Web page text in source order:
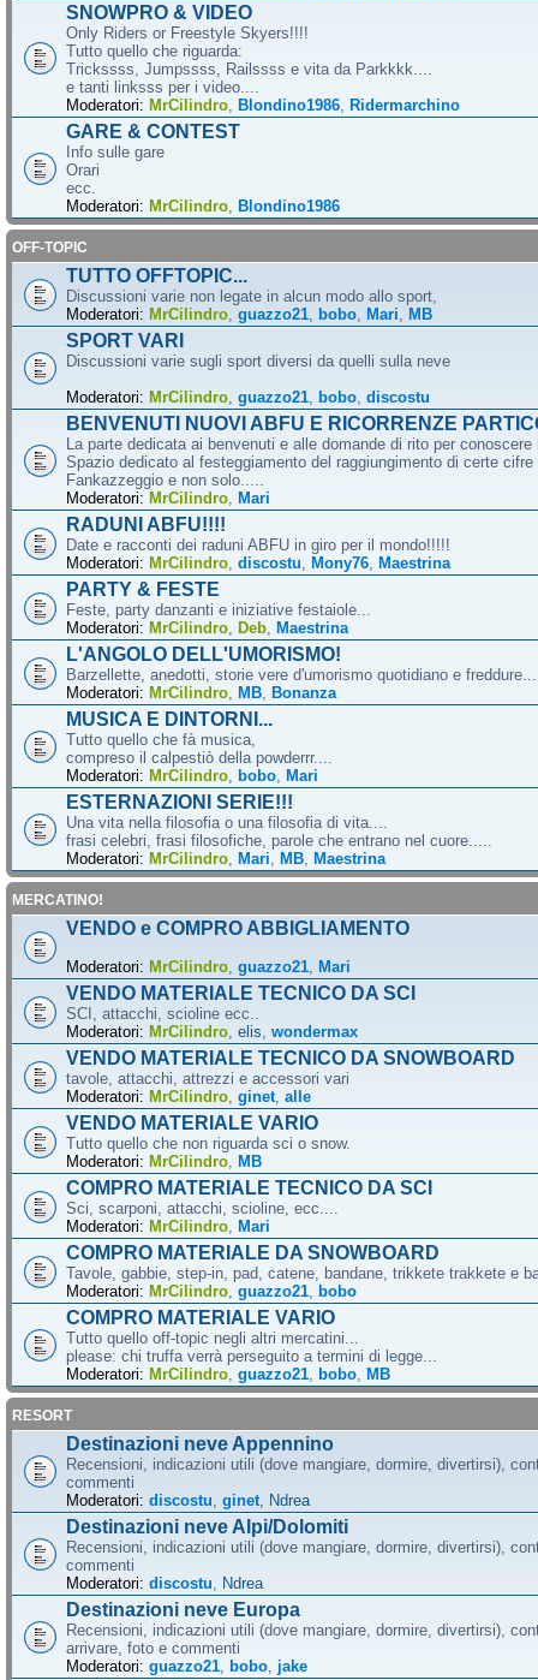
SNOWPRO & VIDEO
Only Riders or Freestyle Skyers!!!!
Tutto quello che riguarda:
Trickssss, Jumpssss, Railssss e vita da Parkkkk....
e tanti linksss per i video....
Moderatori: MrCilindro Blondino1986 Ridermarchino
GARE & CONTEST
Info sulle gare
Orari
ecc.
Moderatori: MrCilindro Blondino1986
OFF-TOPIC
TUTTO OFFTOPIC...
Discussioni varie non legate in alcun modo allo sport,
Moderatori: MrCilindro guazzo21 bobo Mari MB
SPORT VARI
Discussioni varie sugli sport diversi da quelli sulla neve
Moderatori: MrCilindro guazzo21 bobo discostu
BENVENUTI NUOVI ABFU E RICORRENZE
La parte dedicata ai benvenuti e alle domande di rito per
Spazio dedicato al festeggiamento del raggiungimento di certe cifre
Fankazzeggio e non solo.....
Moderatori: MrCilindro Mari
RADUNI ABFU!!!!
Date e racconti dei raduni ABFU in giro per il mondo!!!!!
Moderatori: MrCilindro discostu Mony76 Maestrina
PARTY & FESTE
Feste, party danzanti e iniziative festaiole...
Moderatori: MrCilindro Deb Maestrina
L'ANGOLO DELL'UMORISMO!
Barzellette, anedotti, storie vere d'umorismo quotidiano e
Moderatori: MrCilindro MB Bonanza
MUSICA E DINTORNI...
Tutto quello che fà musica,
compreso il calpestiò della powderrr....
Moderatori: MrCilindro bobo Mari
ESTERNAZIONI SERIE!!!
Una vita nella filosofia o una filosofia di vita....
frasi celebri, frasi filosofiche, parole che entrano nel cuore.....
Moderatori: MrCilindro Mari MB Maestrina
MERCATINO!
VENDO e COMPRO ABBIGLIAMENTO
Moderatori: MrCilindro guazzo21 Mari
VENDO MATERIALE TECNICO DA SCI
SCI, attacchi, scioline ecc..
Moderatori: MrCilindro elis wondermax
VENDO MATERIALE TECNICO DA SNOWBOARD
tavole, attacchi, attrezzi e accessori vari
Moderatori: MrCilindro ginet alle
VENDO MATERIALE VARIO
Tutto quello che non riguarda sci o snow.
Moderatori: MrCilindro MB
COMPRO MATERIALE TECNICO DA SCI
Sci, scarponi, attacchi, scioline, ecc....
Moderatori: MrCilindro Mari
COMPRO MATERIALE DA SNOWBOARD
Tavole, gabbie, step-in, pad, catene, bandane, trikkete trakkete e
Moderatori: MrCilindro guazzo21 bobo
COMPRO MATERIALE VARIO
Tutto quello off-topic negli altri mercatini...
please: chi truffa verrà perseguito a termini di legge...
Moderatori: MrCilindro guazzo21 bobo MB
RESORT
Destinazioni neve Appennino
Recensioni, indicazioni utili (dove mangiare, dormire, divertirsi),
commenti
Moderatori: discostu ginet Ndrea
Destinazioni neve Alpi/Dolomiti
Recensioni, indicazioni utili (dove mangiare, dormire, divertirsi),
commenti
Moderatori: discostu Ndrea
Destinazioni neve Europa
Recensioni, indicazioni utili (dove mangiare, dormire, divertirsi),
arrivare, foto e commenti
Moderatori: guazzo21 bobo jake